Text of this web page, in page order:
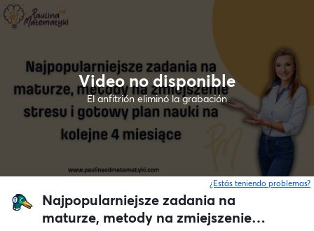
Video no disponible
El anfitrión eliminó la grabación
¿Estás teniendo problemas?
Najpopularniejsze zadania na
maturze, metody na zmiejszenie